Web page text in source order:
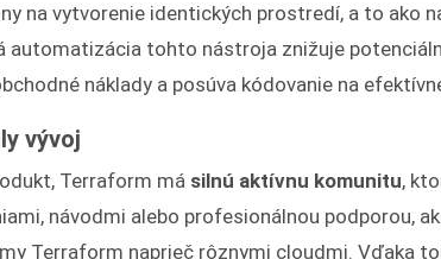
na vytvorenie identických prostredí, a to ako
automatizácia tohto nástroja znižuje
náklady a posúva kódovanie na
vývoj
Terraform má silnú aktívnu komunitu,
návodmi alebo profesionálnou podporou,
Terraform naprieč rôznymi cloudmi. Vďaka